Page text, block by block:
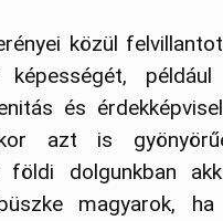
közül
képességét,
és
azt is
földi dolgunkban
magyarok,